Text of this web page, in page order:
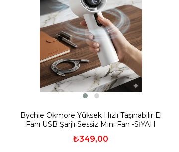
Bychie Okmore Yüksek Hızlı Taşınabilir El
Fanı USB Şarjlı Sessiz Mini Fan -SİYAH
₺349,00